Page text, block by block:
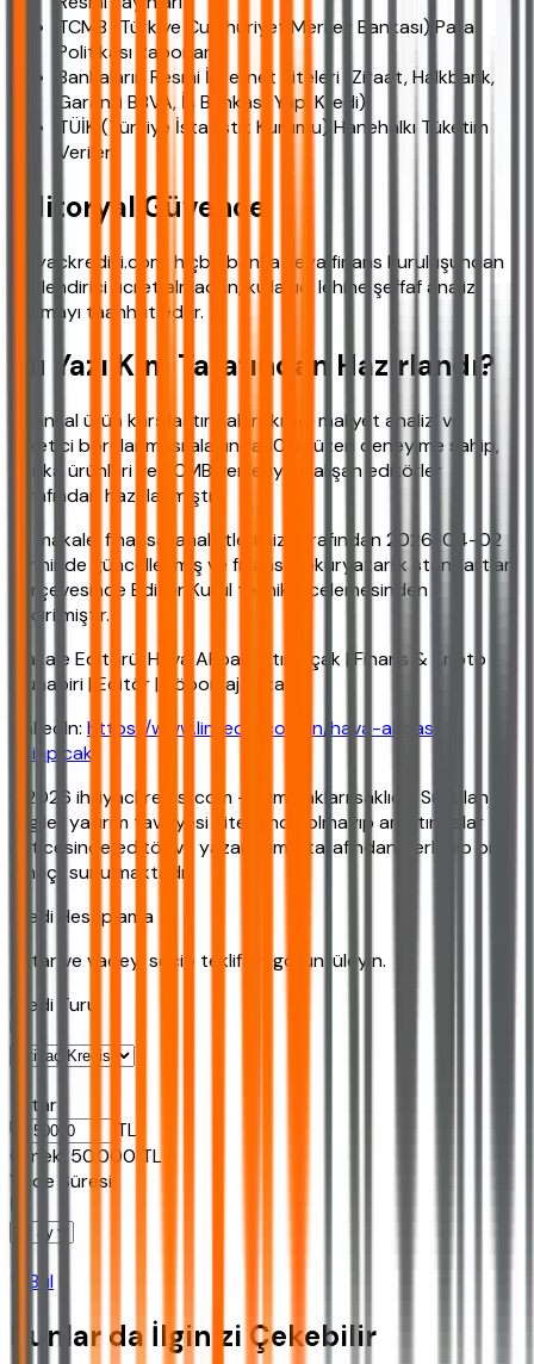
TCMB (Türkiye Cumhuriyet Merkez Bankası) Para
Politikası Raporları
Bankaların Resmi İnternet Siteleri (Ziraat, Halkbank,
Garanti BBVA, İş Bankası, Yapı Kredi)
TÜİK (Türkiye İstatistik Kurumu) Hanehalkı Tüketim
Verileri
Editoryal Güvence
ihtiyackredisi.com, hiçbir banka veya finans kuruluşundan
yönlendirici ücret almadan, kullanıcı lehine şeffaf analiz
sunmayı taahhüt eder.
Bu Yazı Kim Tarafından Hazırlandı?
Finansal ürün karşılaştırmaları, kredi maliyet analizi ve
tüketici borçlanması alanında 10 yıl üzeri deneyime sahip,
banka ürünleri ve TCMB verileriyle çalışan editörler
tarafından hazırlanmıştır.
Bu makale, finansal analistlerimiz tarafından 2026-04-02
tarihinde güncellenmiş ve finansal okuryazarlık standartları
çerçevesinde Editör Kurul teknik incelemesinden
geçirilmiştir.
Makale Editörü: Hava Akbaş Altınpıçak | Finans & Kripto
Muhabiri | Editör | Röportaj Yazarı
LinkedIn: https://www.linkedin.com/in/hava-akbas-
altinpicak/
©2026 ihtiyackredisi.com - Tüm hakları saklıdır. Sunulan
bilgiler yatırım tavsiyesi niteliğinde olmayıp araştırmalar
neticesinde editör ve yazarlarımız tarafından derlenip bilgi
amaçlı sunulmaktadır.
Kredi Hesaplama
Tutar ve vadeyi seçip teklifleri görüntüleyin.
Kredi Turu
Tutar
TL
Ornek: 50.000 TL
Vade Süresi
Bul
Bunlar da İlginizi Çekebilir